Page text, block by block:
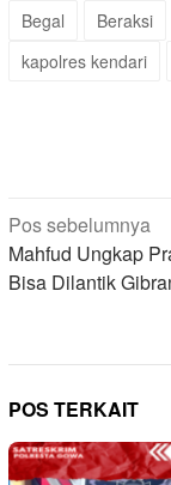
Begal Beraksi
kapolres kendari
Navigasi
pos
Pos sebelumnya
Mahfud Ungkap
Bisa Dilantik
POS TERKAIT